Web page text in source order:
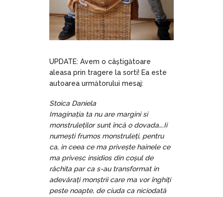
UPDATE: Avem o câștigătoare
aleasa prin tragere la sorti! Ea este
autoarea următorului mesaj:
Stoica Daniela
Imaginația ta nu are margini si
monstruleților sunt încă o dovada….Ii
numești frumos monstruleți, pentru
ca, in ceea ce ma privește hainele ce
ma privesc insidios din coșul de
răchita par ca s-au transformat in
adevărați monștrii care ma vor înghiți
peste noapte, de ciuda ca niciodată